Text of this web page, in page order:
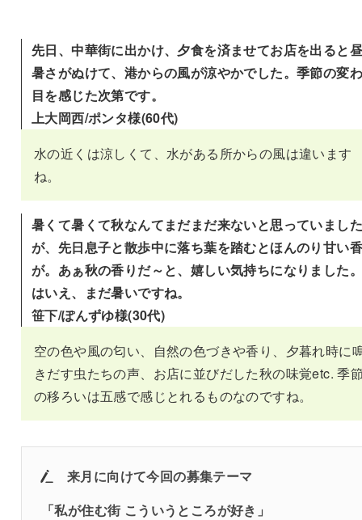
先日、中華街に出かけ、夕食を済ませてお店を出ると
暑さがぬけて、港からの風が涼やかでした。季節の変
目を感じた次第です。
上大岡西/ポンタ様(60代)
水の近くは涼しくて、水がある所からの風は違います
ね。
暑くて暑くて秋なんてまだまだ来ないと思っていました
が、先日息子と散歩中に落ち葉を踏むとほんのり甘い
が。あぁ秋の香りだ～と、嬉しい気持ちになりました
はいえ、まだ暑いですね。
笹下/ぽんずゆ様(30代)
空の色や風の匂い、自然の色づきや香り、夕暮れ時に
きだす虫たちの声、お店に並びだした秋の味覚etc. 季
の移ろいは五感で感じとれるものなのですね。
来月に向けて今回の募集テーマ
「私が住む街 こういうところが好き 」